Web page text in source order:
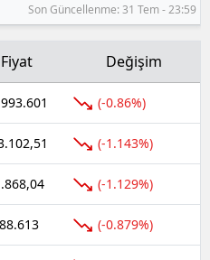
Son Güncellenme: 31 Tem - 23:59
Fiyat Değişim
(-0.86%)
(-1.143%)
(-1.129%)
88.613 (-0.879%)